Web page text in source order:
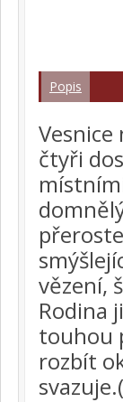
Popis
Vesnice
čtyři
vězení,
Rodina
touhou
rozbít